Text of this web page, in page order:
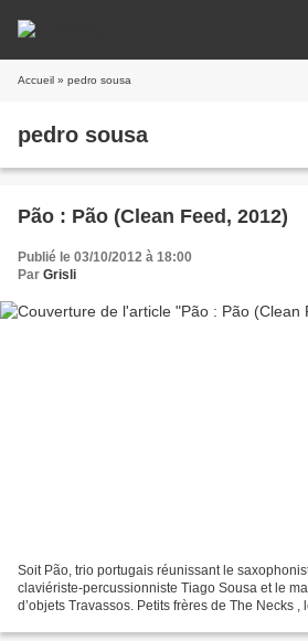
Accueil » pedro sousa
pedro sousa
Pão : Pão (Clean Feed, 2012)
Publié le 03/10/2012 à 18:00
Par Grisli
Soit Pão, trio portugais réunissant le
claviériste-percussionniste Tiago Sousa et le
d’objets Travassos. Petits frères de The Necks ,